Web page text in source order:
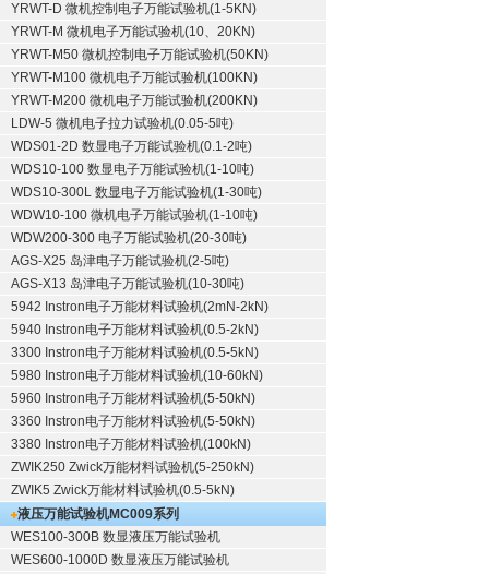
YRWT-D 微机控制电子万能试验机(1-5KN)
YRWT-M 微机电子万能试验机(10、20KN)
YRWT-M50 微机控制电子万能试验机(50KN)
YRWT-M100 微机电子万能试验机(100KN)
YRWT-M200 微机电子万能试验机(200KN)
LDW-5 微机电子拉力试验机(0.05-5吨)
WDS01-2D 数显电子万能试验机(0.1-2吨)
WDS10-100 数显电子万能试验机(1-10吨)
WDS10-300L 数显电子万能试验机(1-30吨)
WDW10-100 微机电子万能试验机(1-10吨)
WDW200-300 电子万能试验机(20-30吨)
AGS-X25 岛津电子万能试验机(2-5吨)
AGS-X13 岛津电子万能试验机(10-30吨)
5942 Instron电子万能材料试验机(2mN-2kN)
5940 Instron电子万能材料试验机(0.5-2kN)
3300 Instron电子万能材料试验机(0.5-5kN)
5980 Instron电子万能材料试验机(10-60kN)
5960 Instron电子万能材料试验机(5-50kN)
3360 Instron电子万能材料试验机(5-50kN)
3380 Instron电子万能材料试验机(100kN)
ZWIK250 Zwick万能材料试验机(5-250kN)
ZWIK5 Zwick万能材料试验机(0.5-5kN)
液压万能试验机MC009系列
WES100-300B 数显液压万能试验机
WES600-1000D 数显液压万能试验机